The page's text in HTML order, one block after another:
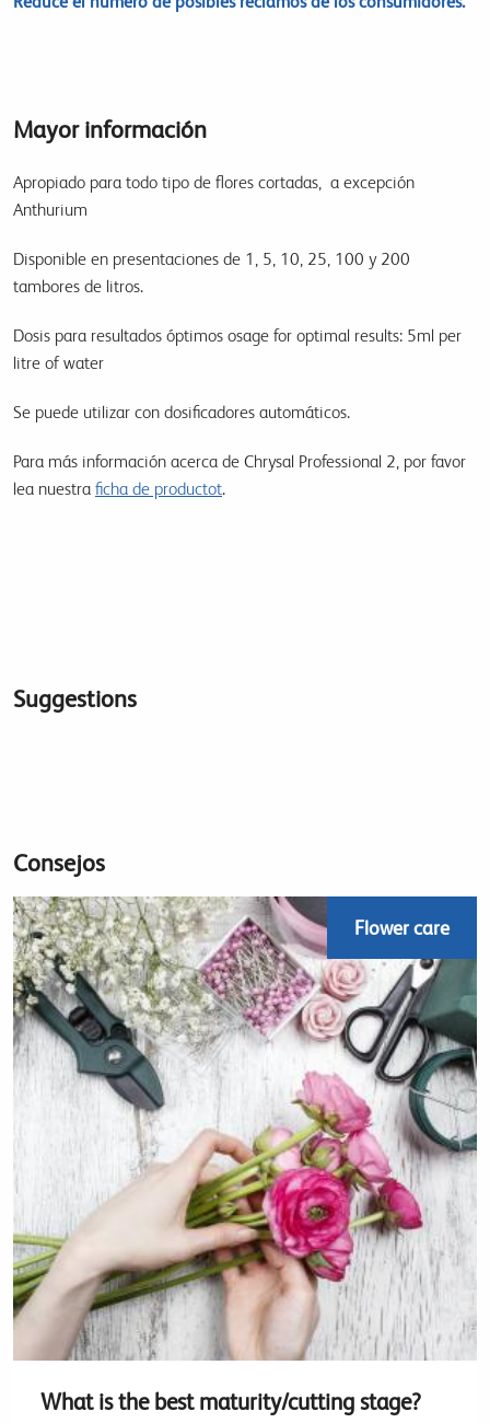
Mayor información
Apropiado para todo tipo de flores cortadas, a excepción
Anthurium
Disponible en presentaciones de 1, 5, 10, 25, 100 y 200
tambores de litros.
Dosis para resultados óptimos osage for optimal results: 5ml per
litre of water
Se puede utilizar con dosificadores automáticos.
Para más información acerca de Chrysal Professional 2, por favor
lea nuestra ficha de productot.
Suggestions
Consejos
Flower care
What is the best maturity/cutting stage?